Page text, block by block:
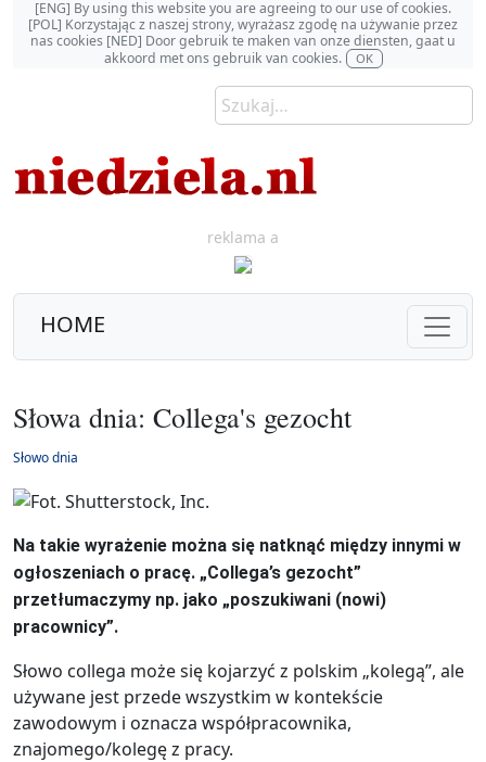
[ENG] By using this website you are agreeing to our use of cookies.
[POL] Korzystając z naszej strony, wyrażasz zgodę na używanie przez
nas cookies [NED] Door gebruik te maken van onze diensten, gaat u
akkoord met ons gebruik van cookies.
OK
reklama a
HOME
Słowa dnia: Collega's gezocht
Słowo dnia
Na takie wyrażenie można się natknąć między innymi w
ogłoszeniach o pracę. „Collega’s gezocht”
przetłumaczymy np. jako „poszukiwani (nowi)
pracownicy”.
Słowo collega może się kojarzyć z polskim „kolegą”, ale
używane jest przede wszystkim w kontekście
zawodowym i oznacza współpracownika,
znajomego/kolegę z pracy.